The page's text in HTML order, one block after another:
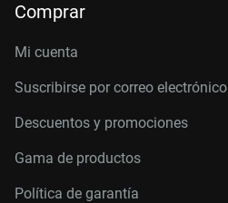
Comprar
Mi cuenta
Suscribirse por correo electrónico
Descuentos y promociones
Gama de productos
Política de garantía